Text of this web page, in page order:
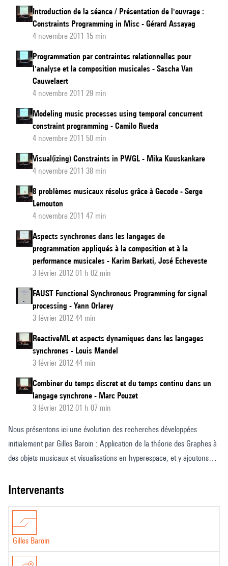
Introduction de la séance / Présentation de l'ouvrage :
Constraints Programming in Misc - Gérard Assayag
4 novembre 2011 15 min
Programmation par contraintes relationnelles pour
l'analyse et la composition musicales - Sascha Van
Cauwelaert
4 novembre 2011 29 min
Modeling music processes using temporal concurrent
constraint programming - Camilo Rueda
4 novembre 2011 50 min
Visual(izing) Constraints in PWGL - Mika Kuuskankare
4 novembre 2011 38 min
8 problèmes musicaux résolus grâce à Gecode - Serge
Lemouton
4 novembre 2011 47 min
Aspects synchrones dans les langages de
programmation appliqués à la composition et à la
performance musicales - Karim Barkati, José Echeveste
3 février 2012 01 h 02 min
FAUST Functional Synchronous Programming for signal
processing - Yann Orlarey
3 février 2012 44 min
ReactiveML et aspects dynamiques dans les langages
synchrones - Louis Mandel
3 février 2012 44 min
Combiner du temps discret et du temps continu dans un
langage synchrone - Marc Pouzet
3 février 2012 01 h 07 min
Nous présentons ici une évolution des recherches développées
initialement par Gilles Baroin : Application de la théorie des Graphes à
des objets musicaux et visualisations en hyperespace, et y ajoutons
Gérando.
symétrique en surface d’une hypersphère. Ce modèle fut ensuite
étendu à « l’hypersphère des accords » ou le spectateur suit les
progressions d’accords parfaits de la musique tonale dans un
intervenants
Gilles Baroin